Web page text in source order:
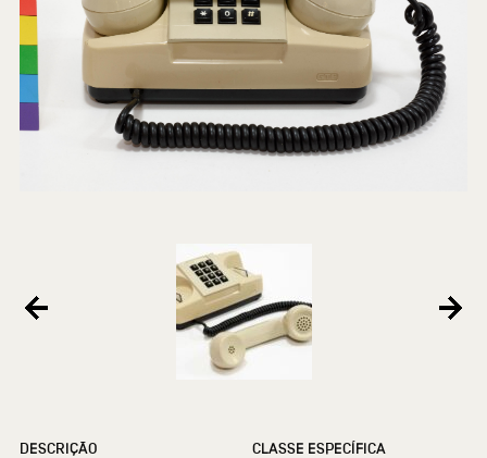
DESCRIÇÃO CLASSE ESPECÍFICA